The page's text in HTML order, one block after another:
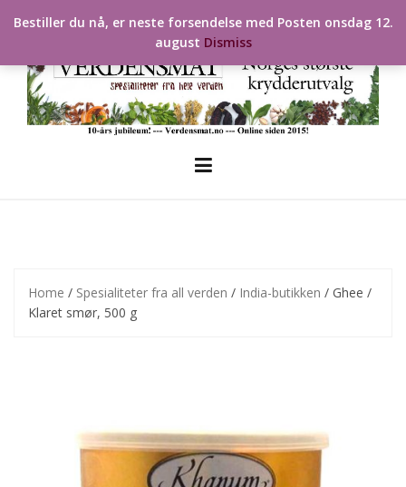
Home / Spesialiteter fra all verden / India-butikken / Ghee /
Klaret smør, 500 g
Bestiller du nå, er neste forsendelse med Posten onsdag 12.
august Dismiss